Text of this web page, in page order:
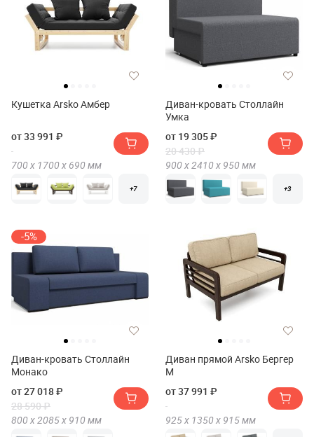
Кушетка Arsko Амбер
от 33 991 ₽
700 х 1700 х 690 мм
+7
Диван-кровать Столлайн
Умка
от 19 305 ₽
20 430 ₽
900 х2410 х 950 мм
+3
-5%
Диван-кровать Столлайн
Монако
от 27 018 ₽
28 590 ₽
800 х 2085 х 910 мм
Диван прямой Arsko Бергер
М
от 37 991 ₽
925 х 1350 х 915мм